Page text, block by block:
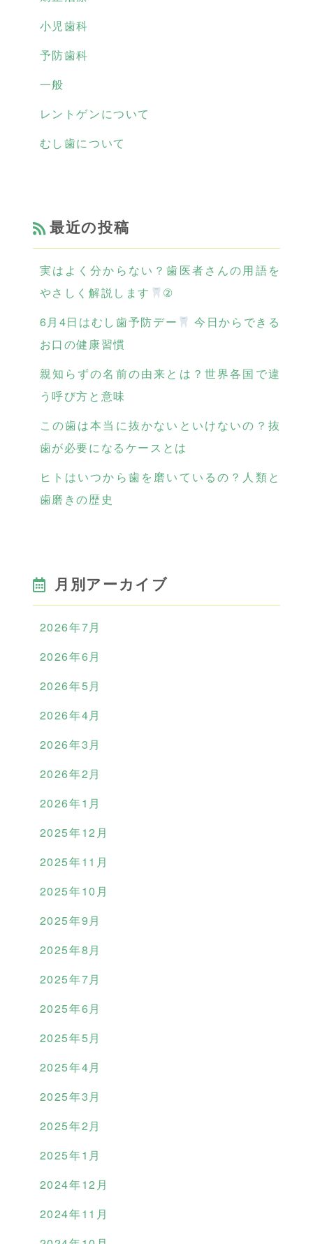
小児歯科
予防歯科
一般
レントゲンについて
むし歯について
最近の投稿
実はよく分からない？歯医者さんの用語を
やさしく解説します
②
6月4日はむし歯予防デー
今日からできる
お口の健康習慣
親知らずの名前の由来とは？世界各国で違
う呼び方と意味
この歯は本当に抜かないといけないの？抜
歯が必要になるケースとは
ヒトはいつから歯を磨いているの？人類と
歯磨きの歴史
月別アーカイブ
2026年7月
2026年6月
2026年5月
2026年4月
2026年3月
2026年2月
2026年1月
2025年12月
2025年11月
2025年10月
2025年9月
2025年8月
2025年7月
2025年6月
2025年5月
2025年4月
2025年3月
2025年2月
2025年1月
2024年12月
2024年11月